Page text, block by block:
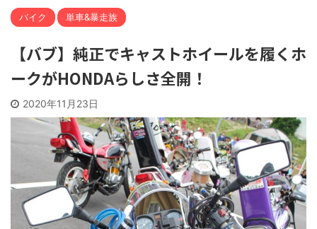
バイク 単車&暴走族
【バブ】純正でキャストホイールを履くホ
ークがHONDAらしさ全開！
2020年11月23日